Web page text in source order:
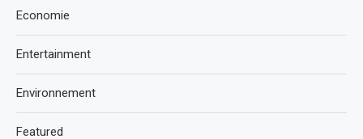
Economie
Entertainment
Environnement
Featured